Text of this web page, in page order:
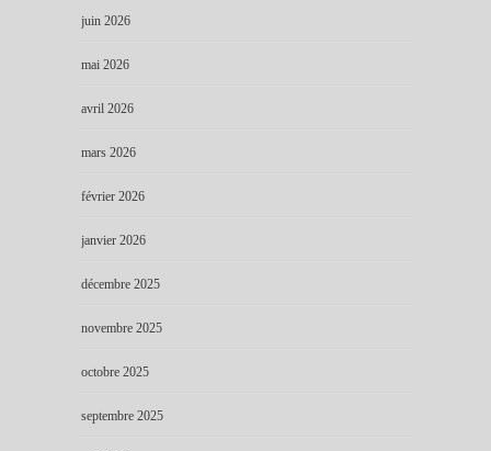
juin 2026
mai 2026
avril 2026
mars 2026
février 2026
janvier 2026
décembre 2025
novembre 2025
octobre 2025
septembre 2025